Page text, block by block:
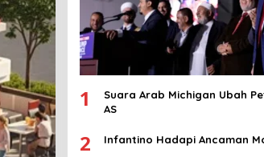
1
Suara Arab Michigan Ubah
AS
2 Infantino Hadapi Ancaman